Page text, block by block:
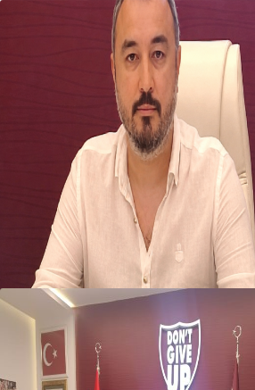
Oğuzbeyi’nden Balıkesirspor
yönetimine cevap : Herkes kendine
yakışanı yapar, buluttan nem
kapmayın!
07 Ağustos 2026